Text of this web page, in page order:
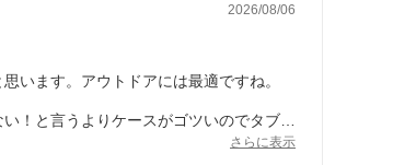
2026/08/06
います。アウトドアには最適ですね。
！と言うよりケースがゴツいのでタブレ
つ軽量化ができたら良いなと思いまし
さらに表示